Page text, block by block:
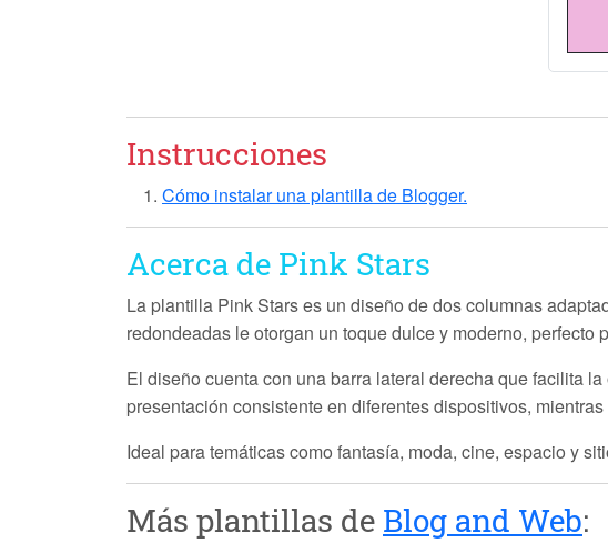
Instrucciones
Cómo instalar una plantilla de Blogger.
Acerca de Pink Stars
La plantilla Pink Starses un diseño de dos columnas
redondeadas le otorgan un toque dulce y moderno,
El diseño cuenta con una barra lateral derecha que facilita
presentación consistente en diferentes dispositivos,
Ideal para temáticas como fantasía, moda, cine, espacio y
Más plantillas de Blog and Web: